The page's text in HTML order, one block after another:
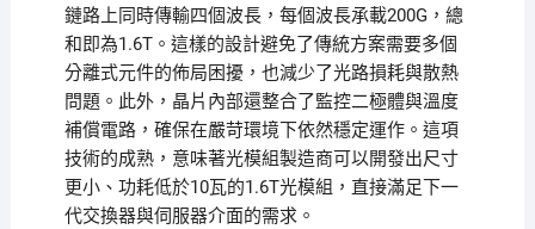
鏈路上同時傳輸四個波長，每個波長承載200G，總
和即為1.6T。這樣的設計避免了傳統方案需要多個
分離式元件的佈局困擾，也減少了光路損耗與散熱
問題。此外，晶片內部還整合了監控二極體與溫度
補償電路，確保在嚴苛環境下依然穩定運作。這項
技術的成熟，意味著光模組製造商可以開發出尺寸
更小、功耗低於10瓦的1.6T光模組，直接滿足下一
代交換器與伺服器介面的需求。